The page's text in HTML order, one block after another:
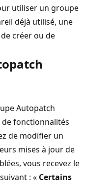
utiliser un groupe
déjà utilisé, une
créer ou de
Autopatch
de fonctionnalités
de modifier un
mises à jour de
vous recevez le
: « Certains